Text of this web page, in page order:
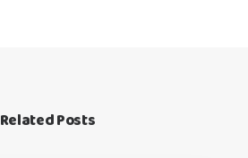
Related Posts